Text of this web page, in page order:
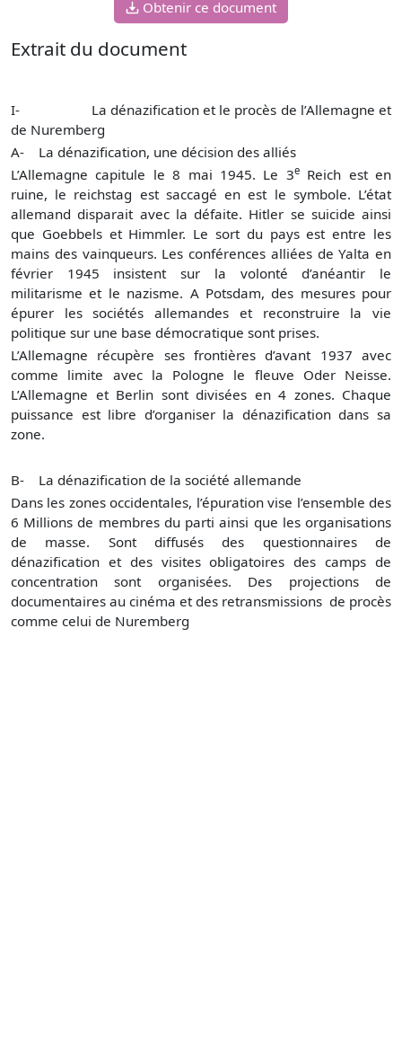
Obtenir ce document
Extrait du document
I-
La dénazification et le procès de l’Allemagne et
de Nuremberg
A-
La dénazification, une décision des alliés
L’Allemagne capitule le 8 mai 1945. Le 3eReich est en
ruine, le reichstag est saccagé en est le symbole. L’état
allemand disparait avec la défaite. Hitler se suicide ainsi
que Goebbels et Himmler. Le sort du pays est entre les
mains des vainqueurs. Les conférences alliées de Yalta en
février 1945 insistent sur la volonté d’anéantir le
militarisme et le nazisme. A Potsdam, des mesures pour
épurer les sociétés allemandes et reconstruire la vie
politique sur une base démocratique sont prises.
L’Allemagne récupère ses frontières d’avant 1937 avec
comme limite avec la Pologne le fleuve Oder Neisse.
L’Allemagne et Berlin sont divisées en 4 zones. Chaque
puissance est libre d’organiser la dénazification dans sa
zone.
B-
La dénazification de la société allemande
Dans les zones occidentales, l’épuration vise l’ensemble des
6 Millions de membres du parti ainsi que les organisations
de masse. Sont diffusés des questionnaires de
dénazification et des visites obligatoires des camps de
concentration sont organisées. Des projections de
documentaires au cinéma et des retransmissions de procès
comme celui de Nuremberg